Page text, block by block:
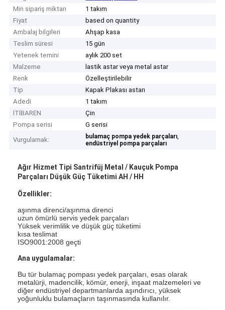
Min sipariş miktarı
1 takım
Fiyat
based on quantity
Ambalaj bilgileri
Ahşap kasa
Teslim süresi
15 gün
Yetenek temini
aylık 200 set
Malzeme
lastik astar veya metal astar
Renk
Özelleştirilebilir
Tip
Kapak Plakası astarı
Adedi
1 takım
İTİBAREN
Çin
Pompa serisi
G serisi
Vurgulamak:
bulamaç pompa yedek parçaları,
endüstriyel pompa parçaları
Ağır Hizmet Tipi Santrifüj Metal / Kauçuk Pompa
Parçaları Düşük Güç Tüketimi AH / HH
Özellikler:
aşınma direnci/aşınma direnci
uzun ömürlü servis yedek parçaları
Yüksek verimlilik ve düşük güç tüketimi
kısa teslimat
ISO9001:2008 geçti
Ana uygulamalar:
Bu tür bulamaç pompası yedek parçaları, esas olarak
metalürji, madencilik, kömür, enerji, inşaat malzemeleri ve
diğer endüstriyel departmanlarda aşındırıcı, yüksek
yoğunluklu bulamaçların taşınmasında kullanılır.